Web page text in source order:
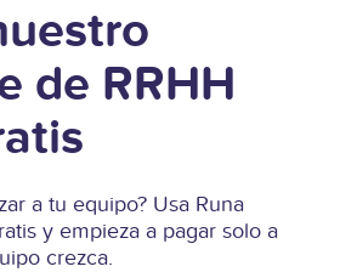
de RRHH
a tu equipo? Usa Runa
y empieza a pagar solo a
crezca.